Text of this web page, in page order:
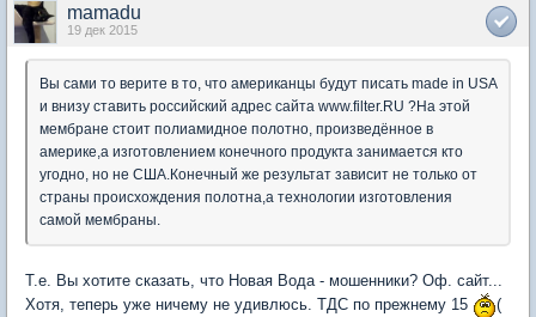
mamadu
19 дек 2015
Вы сами то верите в то, что американцы будут писать made in USA
и внизу ставить российский адрес сайта www.filter.RU ?На этой
мембране стоит полиамидное полотно, произведённое в
америке,а изготовлением конечного продукта занимается кто
угодно, но не США.Конечный же результат зависит не только от
страны происхождения полотна,а технологии изготовления
самой мембраны.
Т.е. Вы хотите сказать, что Новая Вода - мошенники? Оф. сайт...
Хотя, теперь уже ничему не удивлюсь. ТДС по прежнему 15
(